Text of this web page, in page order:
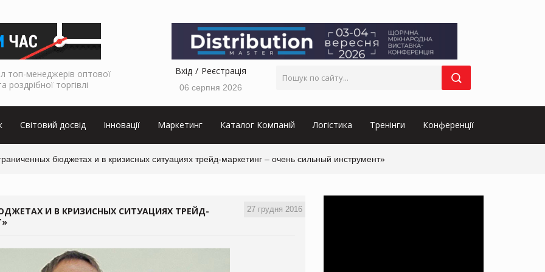
топ-менеджерів оптової
роздрібної торгівлі
Вхід Реєстрація
06 серпня 2026
Світовий досвід Інновації Маркетинг Каталог Компаній Логістика Тренінги Конференції
бюджетах и в кризисных ситуациях трейд-маркетинг – очень сильный инструмент»
27 грудня 2016
И В КРИЗИСНЫХ СИТУАЦИЯХ ТРЕЙД-